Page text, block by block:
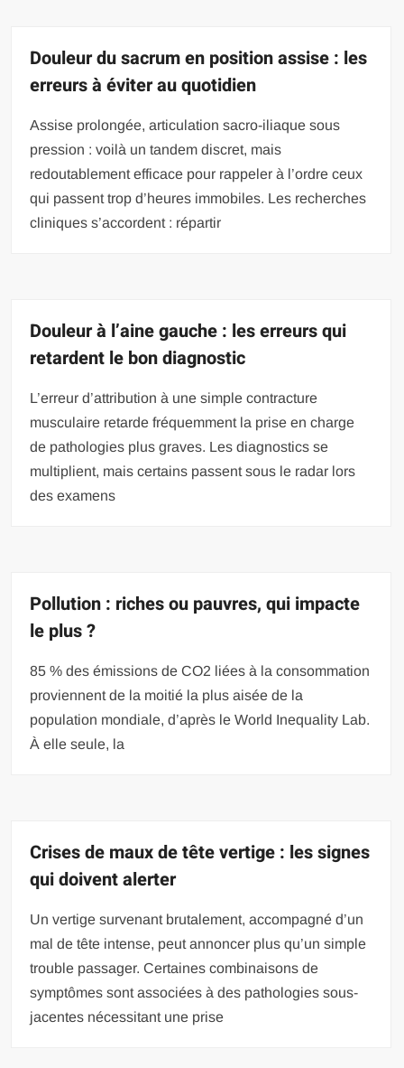
Douleur du sacrum en position assise : les
erreurs à éviter au quotidien
Assise prolongée, articulation sacro-iliaque sous
pression : voilà un tandem discret, mais
redoutablement efficace pour rappeler à l’ordre ceux
qui passent trop d’heures immobiles. Les recherches
cliniques s’accordent : répartir
Douleur à l’aine gauche : les erreurs qui
retardent le bon diagnostic
L’erreur d’attribution à une simple contracture
musculaire retarde fréquemment la prise en charge
de pathologies plus graves. Les diagnostics se
multiplient, mais certains passent sous le radar lors
des examens
Pollution : riches ou pauvres, qui impacte
le plus ?
85 % des émissions de CO2 liées à la consommation
proviennent de la moitié la plus aisée de la
population mondiale, d’après le World Inequality Lab.
À elle seule, la
Crises de maux de tête vertige : les signes
qui doivent alerter
Un vertige survenant brutalement, accompagné d’un
mal de tête intense, peut annoncer plus qu’un simple
trouble passager. Certaines combinaisons de
symptômes sont associées à des pathologies sous-
jacentes nécessitant une prise